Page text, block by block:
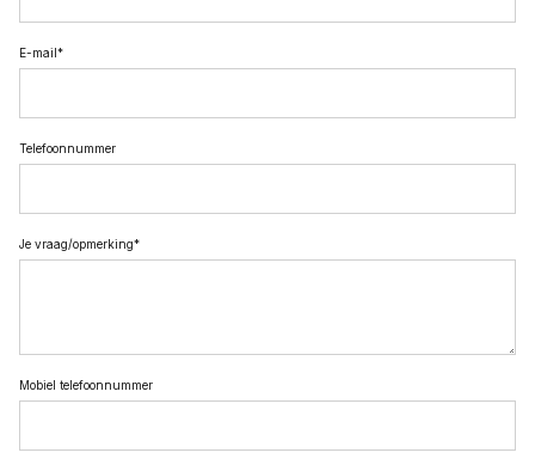
E-mail *
Telefoonnummer
Je vraag/opmerking*
Mobiel telefoonnummer